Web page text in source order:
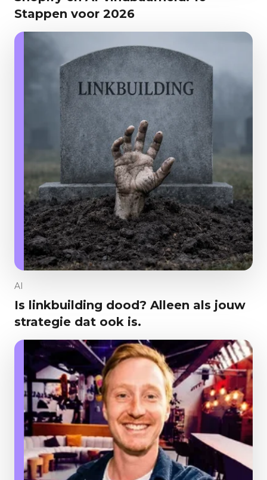
Stappen voor 2026
AI
Is linkbuilding dood? Alleen als jouw
strategie dat ook is.